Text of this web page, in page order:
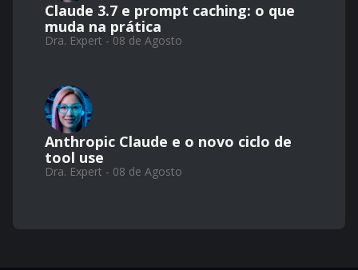
Claude 3.7 e prompt caching: o que
muda na prática
Dra. Expert - 08 de Agosto
Anthropic Claude e o novo ciclo de
tool use
Dra. Expert - 08 de Agosto